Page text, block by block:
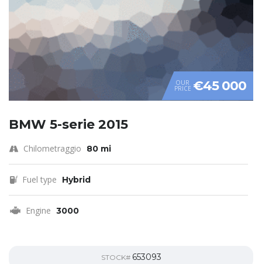
OUR
PRICE €45 000
BMW 5-serie 2015
Chilometraggio 80 mi
Fuel type Hybrid
Engine 3000
STOCK# 653093